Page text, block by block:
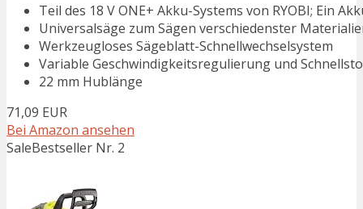
Teil des 18 V ONE+ Akku-Systems von RYOBI; Ein
Universalsäge zum Sägen verschiedenster
Werkzeugloses Sägeblatt-Schnellwechselsystem
Variable Geschwindigkeitsregulierung und
22 mm Hublänge
71,09 EUR
Bei Amazon ansehen
SaleBestseller Nr. 2